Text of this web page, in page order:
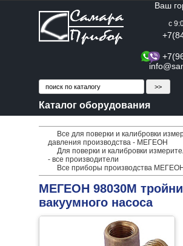
Ваш
с
Каталог оборудования
Все для поверки и калибровки
давления производства - МЕГЕОН
Для поверки и калибровки
- все производители
Все приборы производства МЕГЕОН
МЕГЕОН 98030М
вакуумного насоса